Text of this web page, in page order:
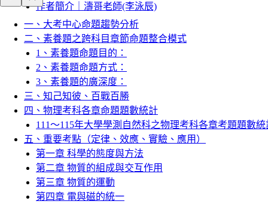
作者簡介｜濤哥老師(李泳辰)
一、大考中心命題趨勢分析
二、素養題之跨科目章節命題整合模式
1、素養題命題目的：
2、素養題命題方式：
3、素養題的廣深度：
三、知己知彼、百戰百勝
四、物理考科各章命題題數統計
111～115年大學學測自然科之物理考科各章考題題數統
五、重要考點（定律、效應、實驗、應用）
第一章 科學的態度與方法
第二章 物質的組成與交互作用
第三章 物質的運動
第四章 電與磁的統一